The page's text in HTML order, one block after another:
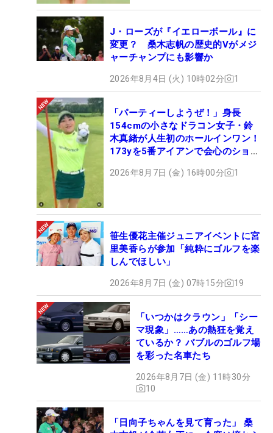
J・ローズが『イエローボール』に
変更？ 桑木志帆の歴史的Vがメジ
ャーチャンプにも影響か
2026年8月4日 (火) 10時02分 1
「パーティーしようぜ！」身長
154cmの小さなドラコン女子・鈴
木真緒が人生初のホールインワン！
173yを5番アイアンで会心のショッ
2026年8月7日 (金) 16時00分 1
笹生優花主催ジュニアイベントに宮
里美香らが参加「純粋にゴルフを楽
しんでほしい」
2026年8月7日 (金) 07時15分 19
「いつかはクラウン」「シー
マ現象」……あの熱狂を覚え
ているか？ バブルのゴルフ場
を彩った名車たち
2026年8月7日 (金) 11時30分
10
「日向子ちゃんを見て育った」 桑